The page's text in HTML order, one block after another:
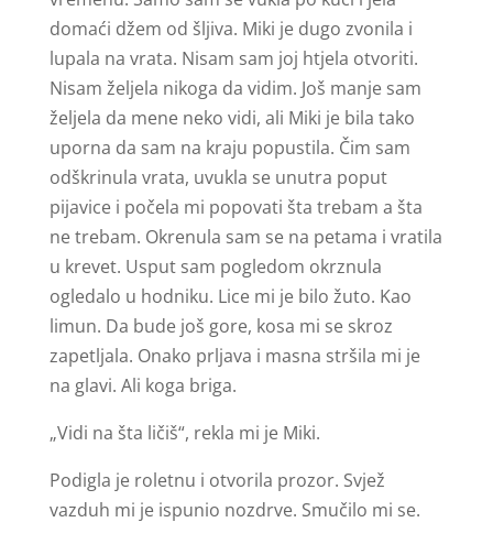
domaći džem od šljiva. Miki je dugo zvonila i
lupala na vrata. Nisam sam joj htjela otvoriti.
Nisam željela nikoga da vidim. Još manje sam
željela da mene neko vidi, ali Miki je bila tako
uporna da sam na kraju popustila. Čim sam
odškrinula vrata, uvukla se unutra poput
pijavice i počela mi popovati šta trebam a šta
ne trebam. Okrenula sam se na petama i vratila
u krevet. Usput sam pogledom okrznula
ogledalo u hodniku. Lice mi je bilo žuto. Kao
limun. Da bude još gore, kosa mi se skroz
zapetljala. Onako prljava i masna stršila mi je
na glavi. Ali koga briga.
„Vidi na šta ličiš“, rekla mi je Miki.
Podigla je roletnu i otvorila prozor. Svjež
vazduh mi je ispunio nozdrve. Smučilo mi se.